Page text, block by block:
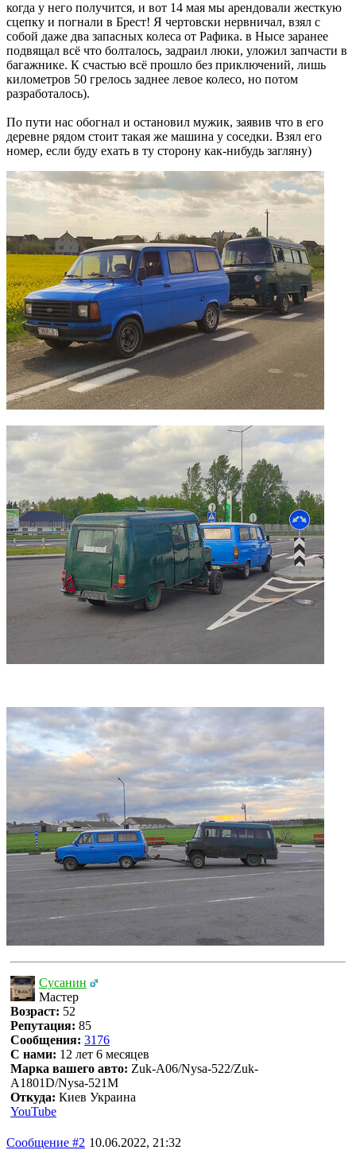
когда у него получится, и вот 14 мая мы арендовали жесткую
сцепку и погнали в Брест! Я чертовски нервничал, взял с
собой даже два запасных колеса от Рафика. в Нысе заранее
подвящал всё что болталось, задраил люки, уложил запчасти в
багажнике. К счастью всё прошло без приключений, лишь
километров 50 грелось заднее левое колесо, но потом
разработалось).
По пути нас обогнал и остановил мужик, заявив что в его
деревне рядом стоит такая же машина у соседки. Взял его
номер, если буду ехать в ту сторону как-нибудь загляну)
Сусанин
Мастер
Возраст: 52
Репутация: 85
Сообщения: 3176
С нами: 12 лет 6 месяцев
Марка вашего авто: Zuk-A06/Nysa-522/Zuk-
A1801D/Nysa-521M
Откуда: Киев Украина
YouTube
Сообщение #2 10.06.2022, 21:32